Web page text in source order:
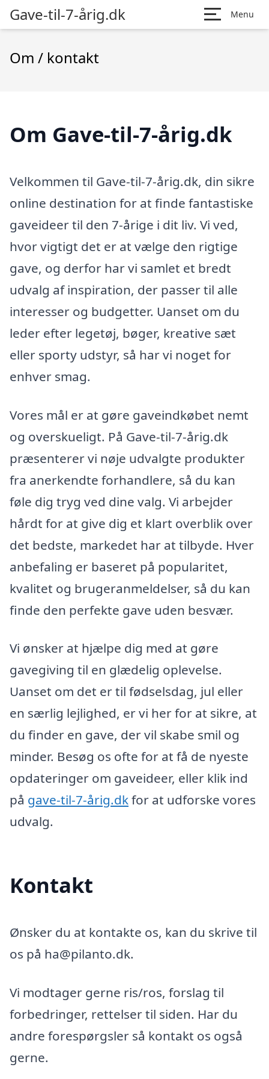
Gave-til-7-årig.dk Menu
Om / kontakt
Om Gave-til-7-årig.dk
Velkommen til Gave-til-7-årig.dk, din sikre
online destination for at finde fantastiske
gaveideer til den 7-årige i dit liv. Vi ved,
hvor vigtigt det er at vælge den rigtige
gave, og derfor har vi samlet et bredt
udvalg af inspiration, der passer til alle
interesser og budgetter. Uanset om du
leder efter legetøj, bøger, kreative sæt
eller sporty udstyr, så har vi noget for
enhver smag.
Vores mål er at gøre gaveindkøbet nemt
og overskueligt. På Gave-til-7-årig.dk
præsenterer vi nøje udvalgte produkter
fra anerkendte forhandlere, så du kan
føle dig tryg ved dine valg. Vi arbejder
hårdt for at give dig et klart overblik over
det bedste, markedet har at tilbyde. Hver
anbefaling er baseret på popularitet,
kvalitet og brugeranmeldelser, så du kan
finde den perfekte gave uden besvær.
Vi ønsker at hjælpe dig med at gøre
gavegiving til en glædelig oplevelse.
Uanset om det er til fødselsdag, jul eller
en særlig lejlighed, er vi her for at sikre, at
du finder en gave, der vil skabe smil og
minder. Besøg os ofte for at få de nyeste
opdateringer om gaveideer, eller klik ind
på gave-til-7-årig.dkfor at udforske vores
udvalg.
Kontakt
Ønsker du at kontakte os, kan du skrive til
os på ha@pilanto.dk.
Vi modtager gerne ris/ros, forslag til
forbedringer, rettelser til siden. Har du
andre forespørgsler så kontakt os også
gerne.